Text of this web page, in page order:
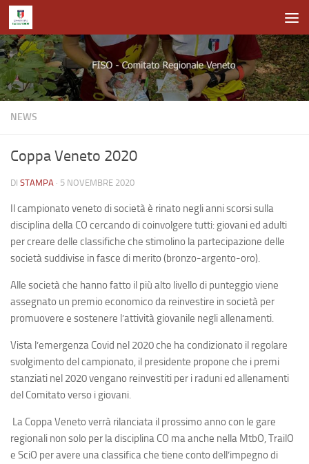
Salta al contenuto
NEWS
Coppa Veneto 2020
DI STAMPA · 5 NOVEMBRE 2020
Il campionato veneto di società è rinato negli anni scorsi sulla
disciplina della CO cercando di coinvolgere tutti: giovani ed adulti
per creare delle classifiche che stimolino la partecipazione delle
società suddivise in fasce di merito (bronzo-argento-oro).
Alle società che hanno fatto il più alto livello di punteggio viene
assegnato un premio economico da reinvestire in società per
promuovere e sostenere l’attività giovanile negli allenamenti.
Vista l’emergenza Covid nel 2020 che ha condizionato il regolare
svolgimento del campionato, il presidente propone che i premi
stanziati nel 2020 vengano reinvestiti per i raduni ed allenamenti
del Comitato verso i giovani.
La Coppa Veneto verrà rilanciata il prossimo anno con le gare
regionali non solo per la disciplina CO ma anche nella MtbO, TrailO
e SciO per avere una classifica che tiene conto dell’impegno di